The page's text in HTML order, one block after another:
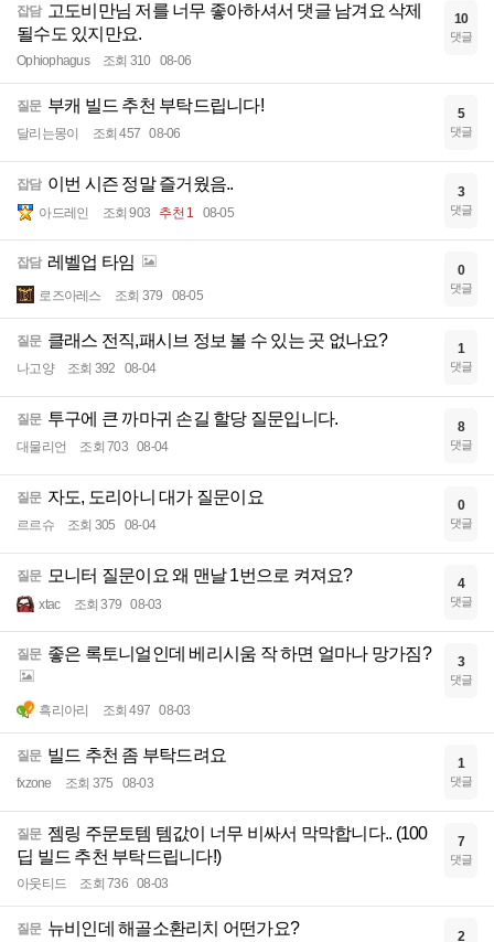
잡담 고도비만님 저를 너무 좋아하셔서 댓글 남겨요 삭제
될수도 있지만요.
Ophiophagus 조회 310 08-06
10
댓글
질문 부캐 빌드 추천 부탁드립니다!
달리는몽이 조회 457 08-06
5
댓글
잡담 이번 시즌 정말 즐거웠음..
아드레인 조회 903 추천 1 08-05
3
댓글
잡담 레벨업 타임
로즈아레스 조회 379 08-05
0
댓글
질문 클래스 전직,패시브 정보 볼 수 있는 곳 없나요?
나고양 조회 392 08-04
1
댓글
질문 투구에 큰 까마귀 손길 할당 질문입니다.
대물리언 조회 703 08-04
8
댓글
질문 자도, 도리아니 대가 질문이요
르르슈 조회 305 08-04
0
댓글
질문 모니터 질문이요 왜 맨날 1번으로 켜져요?
xtac 조회 379 08-03
4
댓글
질문 좋은 록토니얼인데 베리시움 작 하면 얼마나 망가짐?
흑리아리 조회 497 08-03
3
댓글
질문 빌드 추천 좀 부탁드려요
fxzone 조회 375 08-03
1
댓글
질문 젬링 주문토템 템값이 너무 비싸서 막막합니다.. (100
딥 빌드 추천 부탁드립니다!)
아웃티드 조회 736 08-03
7
댓글
질문 뉴비인데 해골소환리치 어떤가요? 2